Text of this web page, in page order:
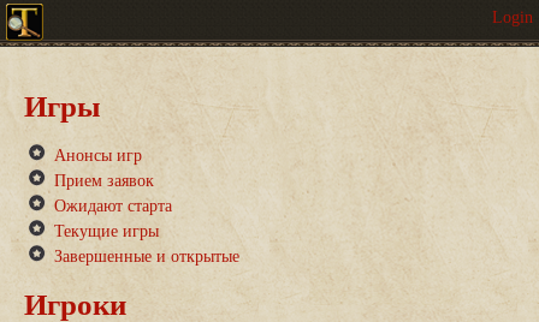
Игры
Анонсы игр
Прием заявок
Ожидают старта
Текущие игры
Завершенные и открытые
Игроки